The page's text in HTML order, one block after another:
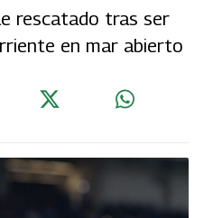
rescatado tras ser
en mar abierto